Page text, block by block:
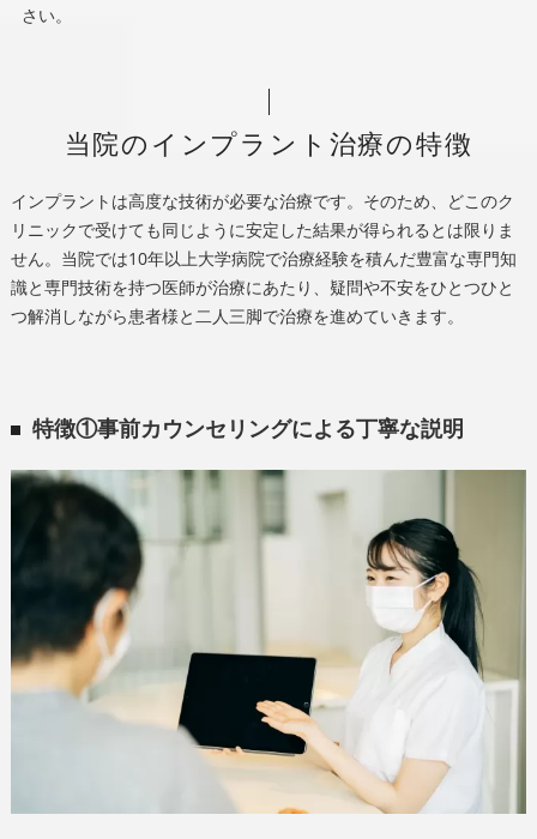
さい。
当院のインプラント治療の特徴
インプラントは高度な技術が必要な治療です。そのため、どこのク
リニックで受けても同じように安定した結果が得られるとは限りま
せん。当院では10年以上大学病院で治療経験を積んだ豊富な専門知
識と専門技術を持つ医師が治療にあたり、疑問や不安をひとつひと
つ解消しながら患者様と二人三脚で治療を進めていきます。
特徴①事前カウンセリングによる丁寧な説明